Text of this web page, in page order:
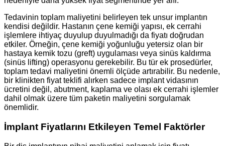
Tedavinin toplam maliyetini belirleyen tek unsur implantın
kendisi değildir. Hastanın çene kemiği yapısı, ek cerrahi
işlemlere ihtiyaç duyulup duyulmadığı da fiyatı doğrudan
etkiler. Örneğin, çene kemiği yoğunluğu yetersiz olan bir
hastaya kemik tozu (greft) uygulaması veya sinüs kaldırma
(sinüs lifting) operasyonu gerekebilir. Bu tür ek prosedürler,
toplam tedavi maliyetini önemli ölçüde artırabilir. Bu nedenle,
bir klinikten fiyat teklifi alırken sadece implant vidasının
ücretini değil, abutment, kaplama ve olası ek cerrahi işlemler
dahil olmak üzere tüm paketin maliyetini sorgulamak
önemlidir.
İmplant Fiyatlarını Etkileyen Temel Faktörler